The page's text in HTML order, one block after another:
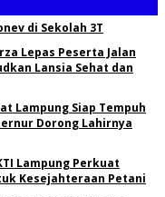
di Sekolah 3T
Lepas Peserta Jalan
Lansia Sehat dan
Lampung Siap Tempuh
Dorong Lahirnya
Lampung Perkuat
Kesejahteraan Petani